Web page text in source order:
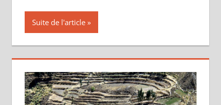
Suite de l'article